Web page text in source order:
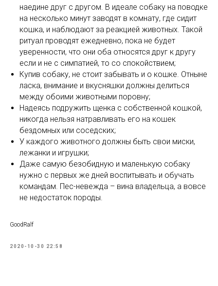
наедине друг с другом. В идеале собаку на поводке
на несколько минут заводят в комнату, где сидит
кошка, и наблюдают за реакцией животных. Такой
ритуал проводят ежедневно, пока не будет
уверенности, что они оба относятся друг к другу
если и не с симпатией, то со спокойствием;
Купив собаку, не стоит забывать и о кошке. Отныне
ласка, внимание и вкусняшки должны делиться
между обоими животными поровну;
Надеясь подружить щенка с собственной кошкой,
никогда нельзя натравливать его на кошек
бездомных или соседских;
У каждого животного должны быть свои миски,
лежанки и игрушки;
Даже самую безобидную и маленькую собаку
нужно с первых же дней воспитывать и обучать
командам. Пес-невежда – вина владельца, а вовсе
не недостаток породы.
GoodRalf
2020-10-30 22:58